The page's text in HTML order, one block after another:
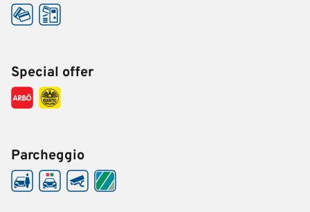
Special offer
Parcheggio